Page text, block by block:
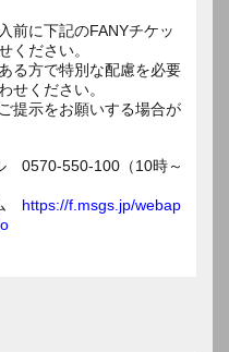
前に下記のFANYチケッ
ください。
る方で特別な配慮を必要
せください。
提示をお願いする場合が
0570-550-100（10時～
https://f.msgs.jp/webap